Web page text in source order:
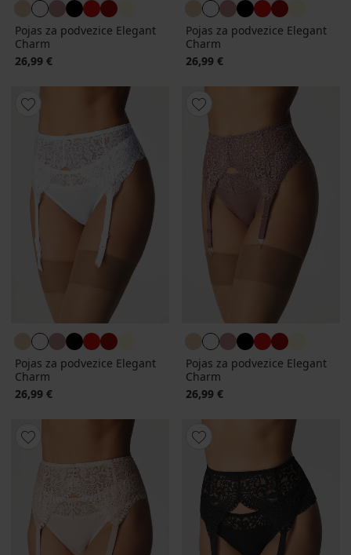
Pojas za podvezice Elegant
Charm
26,99 €
Pojas za podvezice Elegant
Charm
26,99 €
Pojas za podvezice Elegant
Charm
26,99 €
Pojas za podvezice Elegant
Charm
26,99 €